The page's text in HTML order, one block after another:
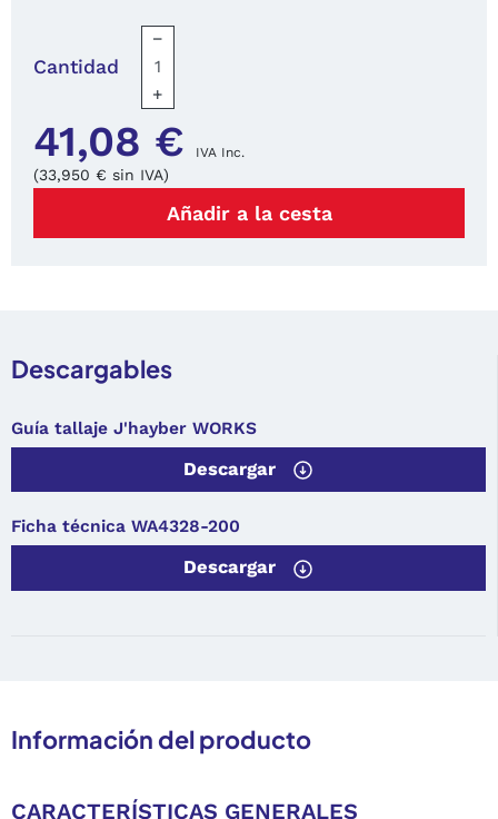
Cantidad
−
+
41,08 € IVA Inc.
(33,950 € sin IVA)
Añadir a la cesta
Descargables
Guía tallaje J'hayber WORKS
Descargar
Ficha técnica WA4328-200
Descargar
Información del producto
CARACTERÍSTICAS GENERALES